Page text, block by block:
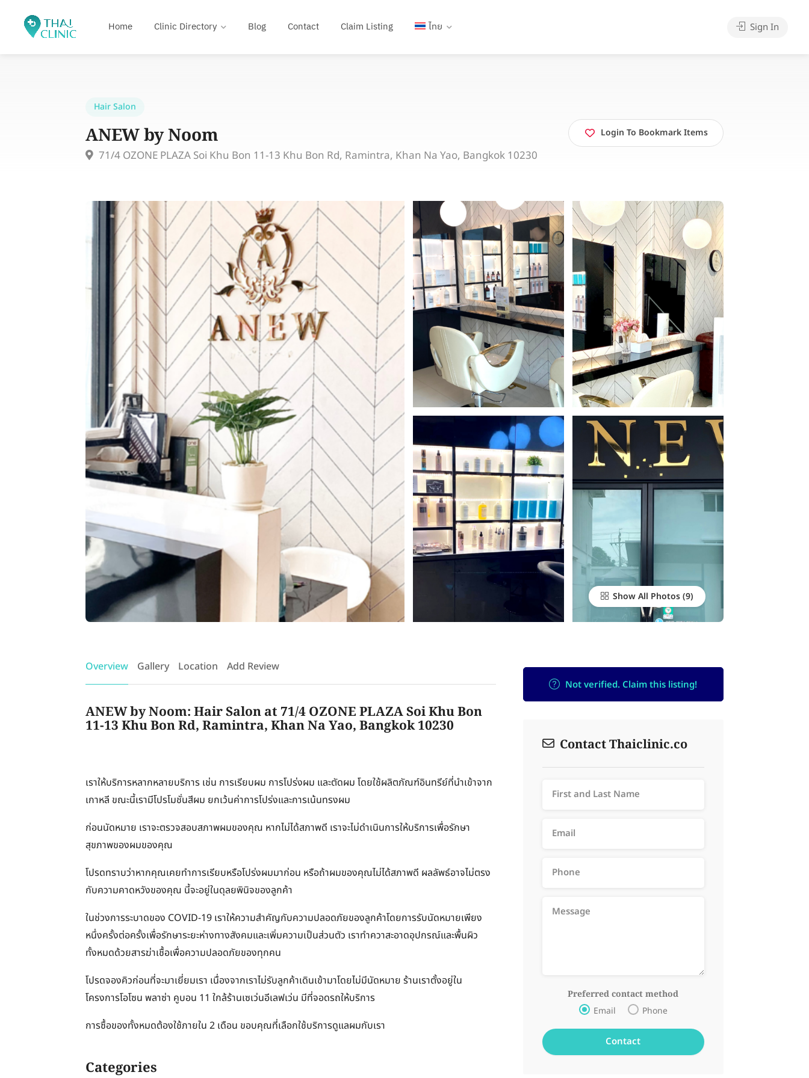
Home Clinic Directory Blog Contact Claim Listing ไทย Sign In
Hair Salon
ANEW by Noom
71/4 OZONE PLAZA Soi Khu Bon 11-13 Khu Bon Rd, Ramintra, Khan Na Yao, Bangkok 10230
Login To Bookmark Items
Show All Photos
Overview Gallery Location Add Review
ANEW by Noom: Hair Salon at 71/4 OZONE PLAZA Soi Khu Bon
11-13 Khu Bon Rd, Ramintra, Khan Na Yao, Bangkok 10230
เราให้บริการหลากหลายบริการ เช่น การเรียบผม การโปร่งผม และตัดผม โดยใช้ผลิตภัณฑ์อินทรีย์ที่นำเข้าจาก
เกาหลี ขณะนี้เรามีโปรโมชั่นสีผม ยกเว้นค่าการโปร่งและการเน้นทรงผม
ก่อนนัดหมาย เราจะตรวจสอบสภาพผมของคุณ หากไม่ได้สภาพดี เราจะไม่ดำเนินการให้บริการเพื่อรักษา
สุขภาพของผมของคุณ
โปรดทราบว่าหากคุณเคยทำการเรียบหรือโปร่งผมมาก่อน หรือถ้าผมของคุณไม่ได้สภาพดี ผลลัพธ์อาจไม่ตรง
กับความคาดหวังของคุณ นี้จะอยู่ในดุลยพินิจของลูกค้า
ในช่วงการระบาดของ COVID-19 เราให้ความสำคัญกับความปลอดภัยของลูกค้าโดยการรับนัดหมายเพียง
หนึ่งครั้งต่อครั้งเพื่อรักษาระยะห่างทางสังคมและเพิ่มความเป็นส่วนตัว เราทำควาสะอาดอุปกรณ์และพื้นผิว
ทั้งหมดด้วยสารฆ่าเชื้อเพื่อความปลอดภัยของทุกคน
โปรดจองคิวก่อนที่จะมาเยี่ยมเรา เนื่องจากเราไม่รับลูกค้าเดินเข้ามาโดยไม่มีนัดหมาย ร้านเราตั้งอยู่ใน
โครงการโอโซน พลาซ่า คูบอน 11 ใกล้ร้านเซเว่นอีเลฟเว่น มีที่จอดรถให้บริการ
การซื้อของทั้งหมดต้องใช้ภายใน 2 เดือน ขอบคุณที่เลือกใช้บริการดูแลผมกับเรา
Categories
Not verified. Claim this listing!
Contact Thaiclinic.co
Preferred contact method
Email Phone